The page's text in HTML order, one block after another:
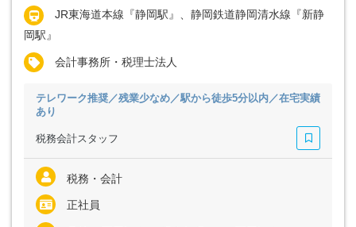
JR東海道本線『静岡駅』、静岡鉄道静岡清水線『新静
岡駅』
会計事務所・税理士法人
テレワーク推奨／残業少なめ／駅から徒歩5分以内／在宅実績
あり
税務会計スタッフ
税務・会計
正社員